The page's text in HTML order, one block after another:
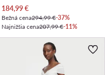
Aktuálna cena
184,99€
Bežná cena294,99 €-37%
Najnižšia cena207,99 €-11%